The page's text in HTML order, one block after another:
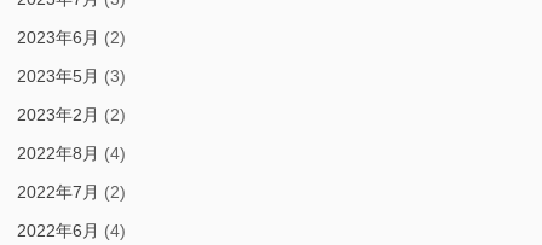
2023年6月 (2)
2023年5月 (3)
2023年2月 (2)
2022年8月 (4)
2022年7月 (2)
2022年6月 (4)